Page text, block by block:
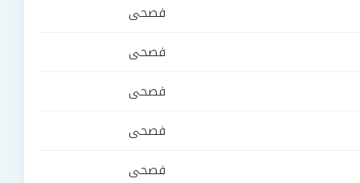
فصحى
فصحى
فصحى
فصحى
فصحى